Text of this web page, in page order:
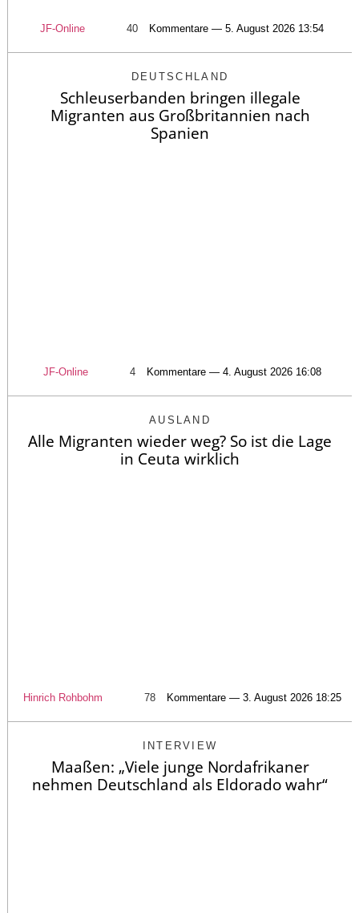
JF-Online 40 Kommentare — 5. August 2026 13:54
DEUTSCHLAND
Schleuserbanden bringen illegale
Migranten aus Großbritannien nach
Spanien
JF-Online 4 Kommentare — 4. August 2026 16:08
AUSLAND
Alle Migranten wieder weg? So ist die Lage
in Ceuta wirklich
Hinrich Rohbohm 78 Kommentare — 3. August 2026 18:25
INTERVIEW
Maaßen: „Viele junge Nordafrikaner
nehmen Deutschland als Eldorado wahr“